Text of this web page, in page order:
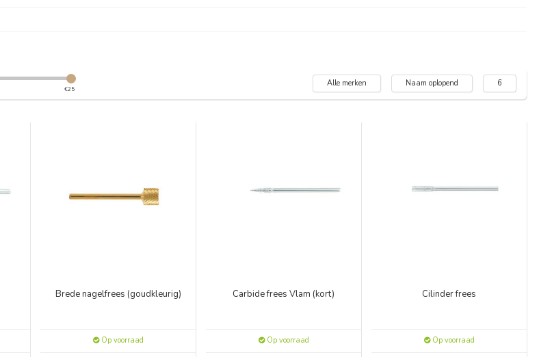
€25
Alle merken Naam oplopend 6
Brede nagelfrees (goudkleurig)
Op voorraad
Carbide frees Vlam (kort)
Op voorraad
Cilinder frees
Op voorraad